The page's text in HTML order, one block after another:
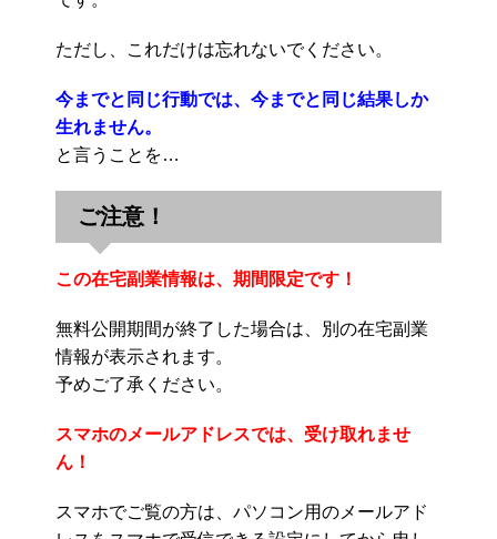
ただし、これだけは忘れないでください。
今までと同じ行動では、今までと同じ結果しか
生れません。
と言うことを…
ご注意！
この在宅副業情報は、期間限定です！
無料公開期間が終了した場合は、別の在宅副業
情報が表示されます。
予めご了承ください。
スマホのメールアドレスでは、受け取れませ
ん！
スマホでご覧の方は、パソコン用のメールアド